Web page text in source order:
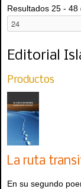
Resultados 25 - 48
Editorial
Productos
La ruta
En su segundo